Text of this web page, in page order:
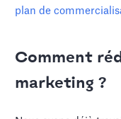
plan de
Comment
marketing ?